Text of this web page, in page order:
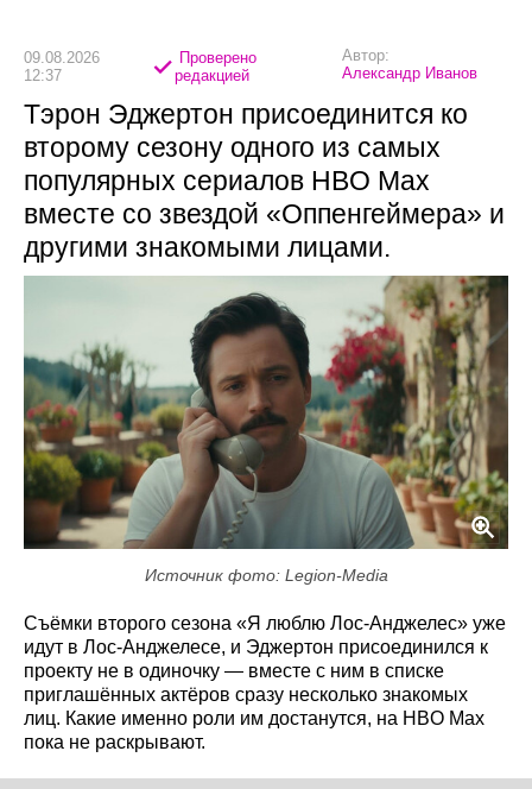
09.08.2026
12:37
Проверено
редакцией
Автор:
Александр Иванов
Тэрон Эджертон присоединится ко
второму сезону одного из самых
популярных сериалов HBO Max
вместе со звездой «Оппенгеймера» и
другими знакомыми лицами.
Источник фото: Legion-Media
Съёмки второго сезона «Я люблю Лос-Анджелес» уже
идут в Лос-Анджелесе, и Эджертон присоединился к
проекту не в одиночку — вместе с ним в списке
приглашённых актёров сразу несколько знакомых
лиц. Какие именно роли им достанутся, на HBO Max
пока не раскрывают.